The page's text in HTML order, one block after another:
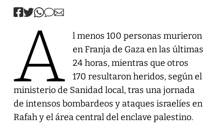
A
l menos 100 personas murieron
en Franja de Gaza en las últimas
24 horas, mientras que otros
170 resultaron heridos, según el
ministerio de Sanidad local, tras una jornada
de intensos bombardeos y ataques israelíes en
Rafah y el área central del enclave palestino.